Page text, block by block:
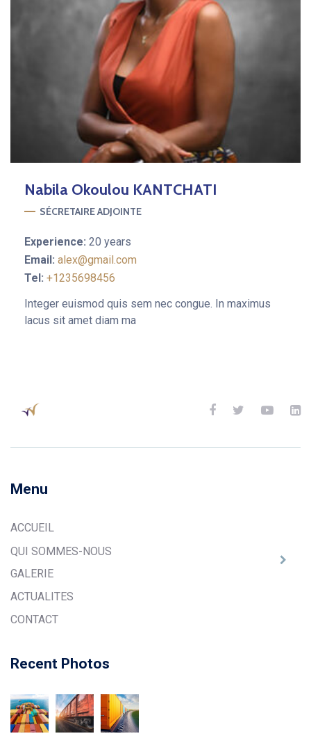
Nabila Okoulou KANTCHATI
SÉCRETAIRE ADJOINTE
Experience: 20 years
Email: alex@gmail.com
Tel: +1235698456
Integer euismod quis sem nec congue. In maximus
lacus sit amet diam ma
Menu
ACCUEIL
QUI SOMMES-NOUS
GALERIE
ACTUALITES
CONTACT
Recent Photos